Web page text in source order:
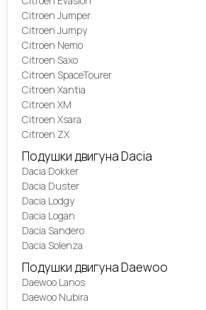
Citroen Jumper
Citroen Jumpy
Citroen Nemo
Citroen Saxo
Citroen SpaceTourer
Citroen Xantia
Citroen XM
Citroen Xsara
Citroen ZX
Подушки двигуна Dacia
Dacia Dokker
Dacia Duster
Dacia Lodgy
Dacia Logan
Dacia Sandero
Dacia Solenza
Подушки двигуна Daewoo
Daewoo Lanos
Daewoo Nubira